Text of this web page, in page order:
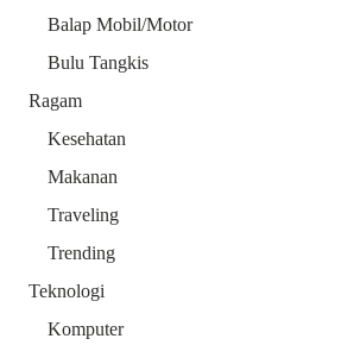
Balap Mobil/Motor
Bulu Tangkis
Ragam
Kesehatan
Makanan
Traveling
Trending
Teknologi
Komputer